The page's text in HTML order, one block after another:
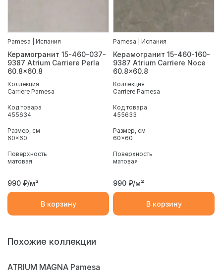
Pamesa | Испания
Керамогранит 15-460-037-
9387 Atrium Carriere Perla
60.8x60.8
Коллекция
Carriere Pamesa
Код товара
455634
Размер, см
60x60
Поверхность
матовая
990 ₽/м²
В корзину
Pamesa | Испания
Керамогранит 15-460-160-
9387 Atrium Carriere Noce
60.8x60.8
Коллекция
Carriere Pamesa
Код товара
455633
Размер, см
60x60
Поверхность
матовая
990 ₽/м²
В корзину
Похожие коллекции
ATRIUM MAGNA Pamesa